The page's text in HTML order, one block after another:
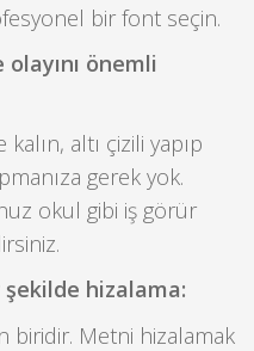
bir font seçin.
önemli
altı çizili yapıp
gerek yok.
okul gibi iş görür
hizalama:
biridir. Metni hizalamak